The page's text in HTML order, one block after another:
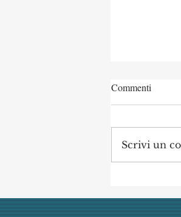
Classica a
Commenti
Scrivi un